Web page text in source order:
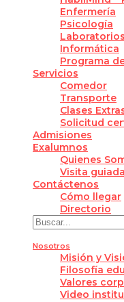
Enfermería
Psicología
Laboratorios
Informática
Programa
Servicios
Comedor
Transporte
Clases
Solicitud
Admisiones
Exalumnos
Quienes
Visita
Contáctenos
Cómo llegar
Directorio
Nosotros
Misión y
Filosofía
Valores
Video